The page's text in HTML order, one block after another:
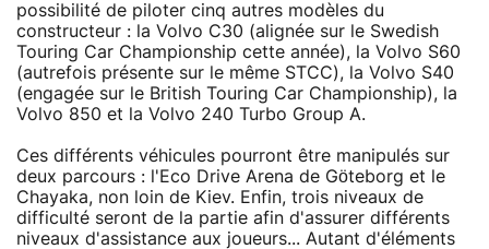
possibilité de piloter cinq autres modèles du
constructeur : la Volvo C30 (alignée sur le Swedish
Touring Car Championship cette année), la Volvo S60
(autrefois présente sur le même STCC), la Volvo S40
(engagée sur le British Touring Car Championship), la
Volvo 850 et la Volvo 240 Turbo Group A.
Ces différents véhicules pourront être manipulés sur
deux parcours : l'Eco Drive Arena de Göteborg et le
Chayaka, non loin de Kiev. Enfin, trois niveaux de
difficulté seront de la partie afin d'assurer différents
niveaux d'assistance aux joueurs... Autant d'éléments